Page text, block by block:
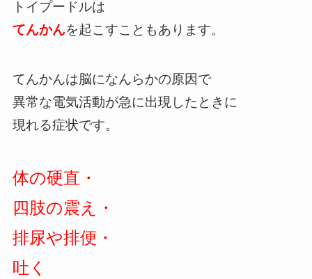
トイプードルは
てんかんを起こすこともあります。
てんかんは脳になんらかの原因で
異常な電気活動が急に出現したときに
現れる症状です。
体の硬直・
四肢の震え・
排尿や排便・
吐く